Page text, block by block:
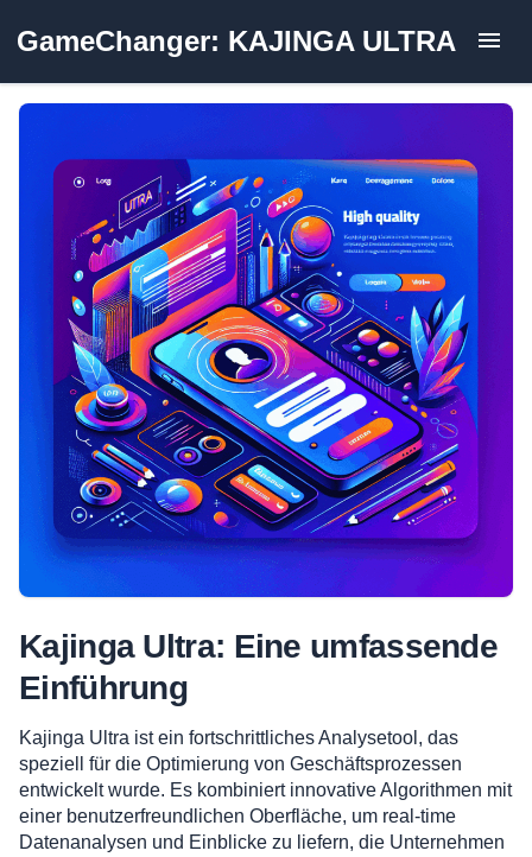
Inhalt
GameChanger: KAJINGA ULTRA
Kajinga Ultra: Eine umfassende
Einführung
Kajinga Ultra ist ein fortschrittliches Analysetool, das
speziell für die Optimierung von Geschäftsprozessen
entwickelt wurde. Es kombiniert innovative Algorithmen mit
einer benutzerfreundlichen Oberfläche, um real-time
Datenanalysen und Einblicke zu liefern, die Unternehmen